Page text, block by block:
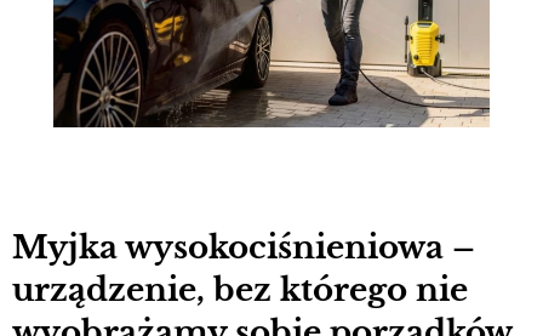
Myjka wysokociśnieniowa –
urządzenie, bez którego nie